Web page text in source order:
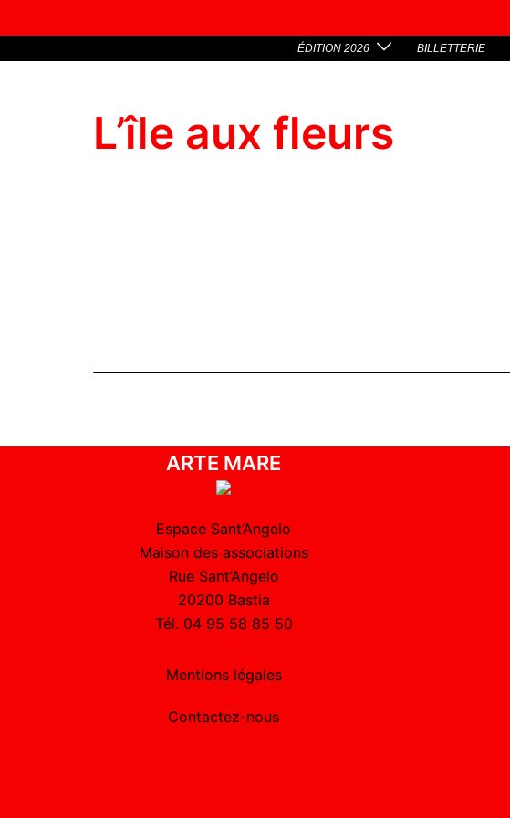
ÉDITION 2026 BILLETTERIE
L’île aux fleurs
ARTE MARE
Espace Sant’Angelo
Maison des associations
Rue Sant’Angelo
20200 Bastia
Tél. 04 95 58 85 50
Mentions légales
Contactez-nous